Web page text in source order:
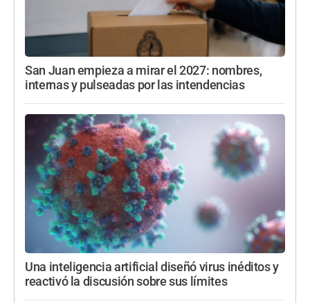
San Juan empieza a mirar el 2027: nombres,
internas y pulseadas por las intendencias
Una inteligencia artificial diseñó virus inéditos y
reactivó la discusión sobre sus límites